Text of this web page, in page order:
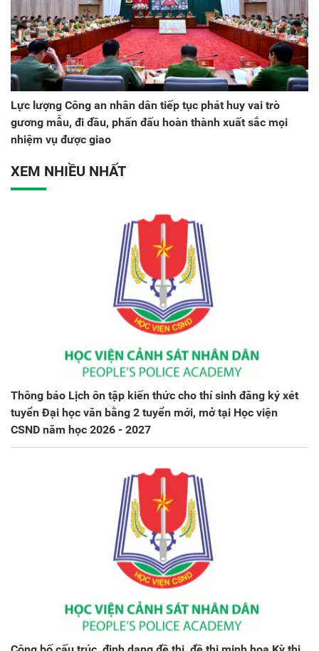
Lực lượng Công an nhân dân tiếp tục phát huy vai trò
gương mẫu, đi đầu, phấn đấu hoàn thành xuất sắc mọi
nhiệm vụ được giao
XEM NHIỀU NHẤT
Thông báo Lịch ôn tập kiến thức cho thí sinh đăng ký xét
tuyển Đại học văn bằng 2 tuyển mới, mở tại Học viện
CSND năm học 2026 - 2027